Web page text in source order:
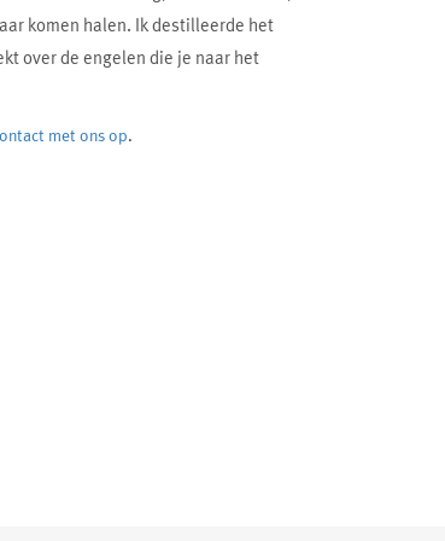
komen halen. Ik destilleerde het
over de engelen die je naar het
met ons op.